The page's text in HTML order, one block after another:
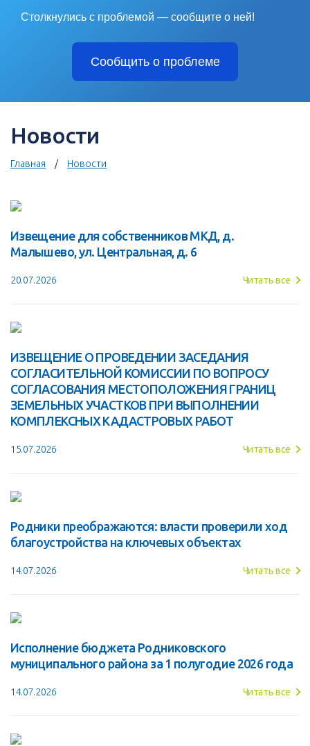
Столкнулись с проблемой — сообщите о ней!
Сообщить о проблеме
Новости
Главная Новости
Извещение для собственников МКД, д.
Малышево, ул. Центральная, д. 6
20.07.2026 Читать все
ИЗВЕЩЕНИЕ О ПРОВЕДЕНИИ ЗАСЕДАНИЯ
СОГЛАСИТЕЛЬНОЙ КОМИССИИ ПО ВОПРОСУ
СОГЛАСОВАНИЯ МЕСТОПОЛОЖЕНИЯ ГРАНИЦ
ЗЕМЕЛЬНЫХ УЧАСТКОВ ПРИ ВЫПОЛНЕНИИ
КОМПЛЕКСНЫХ КАДАСТРОВЫХ РАБОТ
15.07.2026 Читать все
Родники преображаются: власти проверили ход
благоустройства на ключевых объектах
14.07.2026 Читать все
Исполнение бюджета Родниковского
муниципального района за 1 полугодие 2026 года
14.07.2026 Читать все